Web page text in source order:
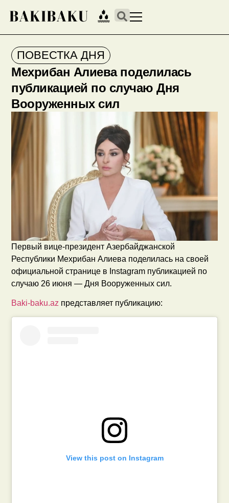
ПОВЕСТКА ДНЯ
Мехрибан Алиева поделилась
публикацией по случаю Дня
Вооруженных сил
Первый вице-президент Азербайджанской
Республики Мехрибан Алиева поделилась на своей
официальной странице в Instagram публикацией по
случаю 26 июня — Дня Вооруженных сил.
Baki-baku.az представляет публикацию:
View this post on Instagram